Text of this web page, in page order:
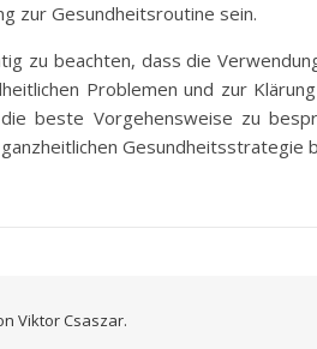
zur Gesundheitsroutine sein.
zu beachten, dass die
Problemen und zur
beste Vorgehensweise zu
Gesundheitsstrategie
Viktor Csaszar.